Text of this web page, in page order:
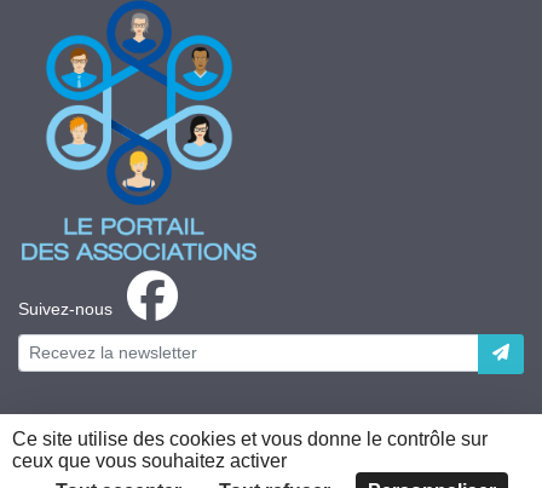
Suivez-nous
Plateforme développée en France par
Ce site utilise des cookies et vous donne le contrôle sur
ceux que vous souhaitez activer